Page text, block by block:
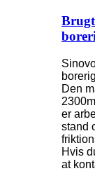
Den
er
stand
Hvis
at